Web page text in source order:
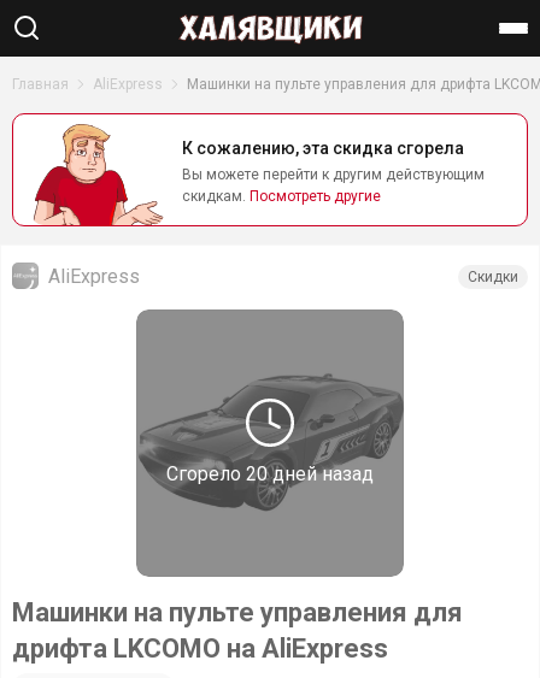
Найти
Главная AliExpress Машинки на пульте управления для дрифта
К сожалению, эта скидка сгорела
Вы можете перейти к другим действующим
скидкам. Посмотреть другие
Сгорело 20 дней назад
AliExpress Скидки
Машинки на пульте управления для
дрифта LKCOMO на AliExpress